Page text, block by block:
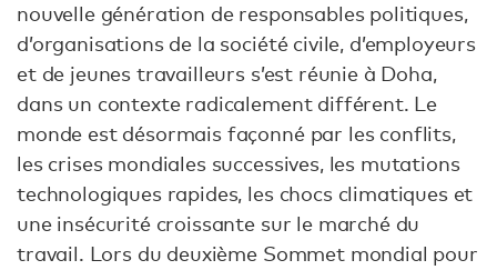
nouvelle génération de responsables politiques,
d’organisations de la société civile, d’employeurs
et de jeunes travailleurs s’est réunie à Doha,
dans un contexte radicalement différent. Le
monde est désormais façonné par les conflits,
les crises mondiales successives, les mutations
technologiques rapides, les chocs climatiques et
une insécurité croissante sur le marché du
travail. Lors du deuxième Sommet mondial pour